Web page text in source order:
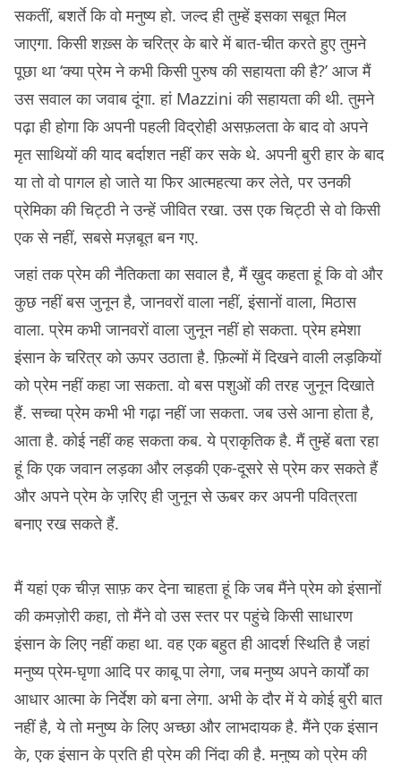
सकतीं, बशर्ते कि वो मनुष्य हो. जल्द ही तुम्हें इसका सबूत मिल
जाएगा. किसी शख़्स के चरित्र के बारे में बात-चीत करते हुए तुमने
पूछा था ‘क्या प्रेम ने कभी किसी पुरुष की सहायता की है?’ आज मैं
उस सवाल का जवाब दूंगा. हां Mazzini की सहायता की थी. तुमने
पढ़ा ही होगा कि अपनी पहली विद्रोही असफ़लता के बाद वो अपने
मृत साथियों की याद बर्दाशत नहीं कर सके थे. अपनी बुरी हार के बाद
या तो वो पागल हो जाते या फिर आत्महत्या कर लेते, पर उनकी
प्रेमिका की चिट्ठी ने उन्हें जीवित रखा. उस एक चिट्ठी से वो किसी
एक से नहीं, सबसे मज़बूत बन गए.
जहां तक प्रेम की नैतिकता का सवाल है, मैं ख़ुद कहता हूं कि वो और
कुछ नहीं बस जुनून है, जानवरों वाला नहीं, इंसानों वाला, मिठास
वाला. प्रेम कभी जानवरों वाला जुनून नहीं हो सकता. प्रेम हमेशा
इंसान के चरित्र को ऊपर उठाता है. फ़िल्मों में दिखने वाली लड़कियों
को प्रेम नहीं कहा जा सकता. वो बस पशुओं की तरह जुनून दिखाते
हैं. सच्चा प्रेम कभी भी गढ़ा नहीं जा सकता. जब उसे आना होता है,
आता है. कोई नहीं कह सकता कब. ये प्राकृतिक है. मैं तुम्हें बता रहा
हूं कि एक जवान लड़का और लड़की एक-दूसरे से प्रेम कर सकते हैं
और अपने प्रेम के ज़रिए ही जुनून से ऊबर कर अपनी पवित्रता
बनाए रख सकते हैं.
मैं यहां एक चीज़ साफ़ कर देना चाहता हूं कि जब मैंने प्रेम को इंसानों
की कमज़ोरी कहा, तो मैंने वो उस स्तर पर पहुंचे किसी साधारण
इंसान के लिए नहीं कहा था. वह एक बहुत ही आदर्श स्थिति है जहां
मनुष्य प्रेम-घृणा आदि पर काबू पा लेगा, जब मनुष्य अपने कार्यों का
आधार आत्मा के निर्देश को बना लेगा. अभी के दौर में ये कोई बुरी बात
नहीं है, ये तो मनुष्य के लिए अच्छा और लाभदायक है. मैंने एक इंसान
के, एक इंसान के प्रति ही प्रेम की निंदा की है. मनुष्य को प्रेम की